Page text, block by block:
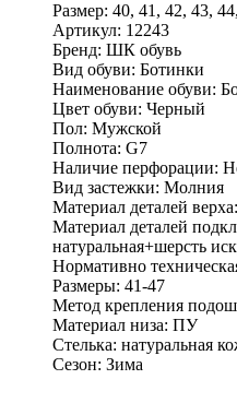
Размер: 40, 41, 42, 43,
Артикул: 12243
Бренд: ШК обувь
Вид обуви: Ботинки
Наименование обуви:
Цвет обуви: Черный
Пол: Мужской
Полнота: G7
Наличие перфорации:
Вид застежки: Молния
Материал деталей верха:
Материал деталей
натуральная+шерсть
Нормативно
Размеры: 41-47
Метод крепления
Материал низа: ПУ
Стелька: натуральная
Сезон: Зима